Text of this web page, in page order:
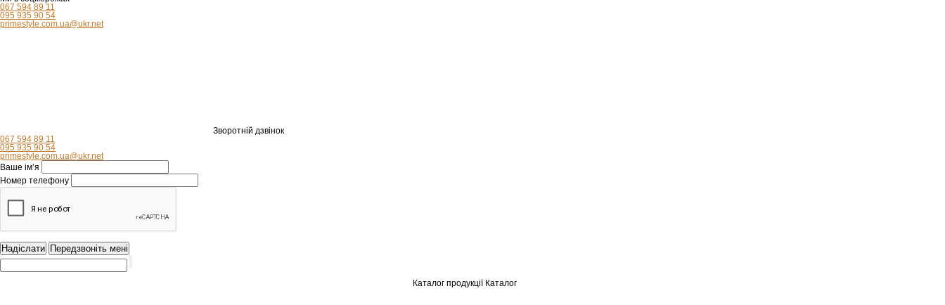
067 594 89 11
095 935 90 54
primestyle.com.ua@ukr.net
Зворотній дзвінок
067 594 89 11
095 935 90 54
primestyle.com.ua@ukr.net
Ваше ім’я
Номер телефону
Каталог продукції Каталог